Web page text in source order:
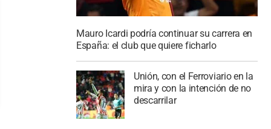
Mauro Icardi podría continuar su carrera en
España: el club que quiere ficharlo
Unión, con el Ferroviario en la
mira y con la intención de no
descarrilar